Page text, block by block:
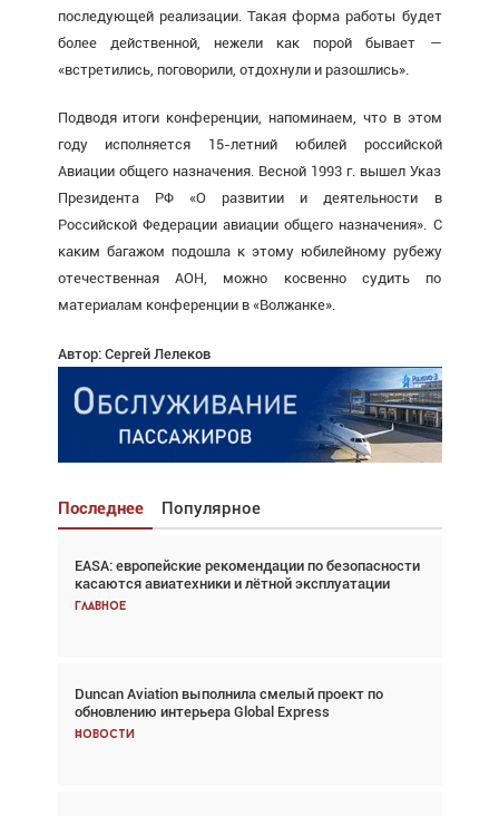
последующей реализации. Такая форма работы будет
более действенной, нежели как порой бывает —
«встретились, поговорили, отдохнули и разошлись».
Подводя итоги конференции, напоминаем, что в этом
году исполняется 15-летний юбилей российской
Авиации общего назначения. Весной 1993 г. вышел Указ
Президента РФ «О развитии и деятельности в
Российской Федерации авиации общего назначения». С
каким багажом подошла к этому юбилейному рубежу
отечественная АОН, можно косвенно судить по
материалам конференции в «Волжанке».
Автор: Сергей Лелеков
Последнее Популярное
EASA: европейские рекомендации по безопасности
касаются авиатехники и лётной эксплуатации
Главное
Duncan Aviation выполнила смелый проект по
обновлению интерьера Global Express
Новости
Взгляд с высоты: тандем вертолётов и БПЛА в
спасательных операциях
Главное
Авиационный фотограф Дэйв Кох: «Фотография
говорит сама за себя... а ИИ всё портит»
Новости